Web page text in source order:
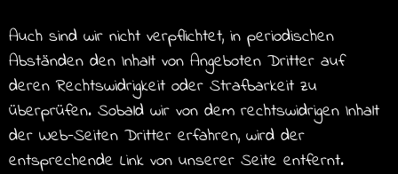
Auch sind wir nicht verpflichtet, in periodischen
Abständen den Inhalt von Angeboten Dritter auf
deren Rechtswidrigkeit oder Strafbarkeit zu
überprüfen. Sobald wir von dem rechtswidrigen Inhalt
der Web-Seiten Dritter erfahren, wird der
entsprechende Link von unserer Seite entfernt.